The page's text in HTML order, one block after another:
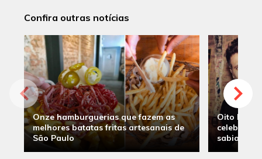
Confira outras notícias
Onze hamburguerias que fazem as
melhores batatas fritas artesanais de
São Paulo
Oito
sabia